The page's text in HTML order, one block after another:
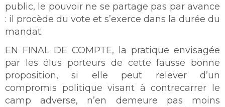
public, le pouvoir ne se partage pas par avance
: il procède du vote et s’exerce dans la durée du
mandat.
EN FINAL DE COMPTE, la pratique envisagée
par les élus porteurs de cette fausse bonne
proposition, si elle peut relever d’un
compromis politique visant à contrecarrer le
camp adverse, n’en demeure pas moins